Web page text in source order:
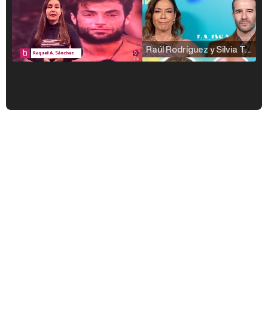
Raúl Rodríguez y Silvia Taulés nos cuentan su papel en 'La familia de la tele'